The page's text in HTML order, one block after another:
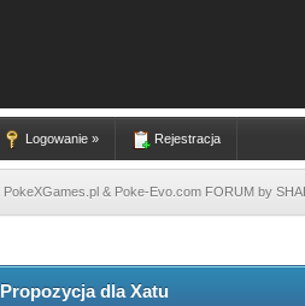
Logowanie » Rejestracja
PokeXGames.pl & Poke-Evo.com FORUM by
Propozycja dla Xatu